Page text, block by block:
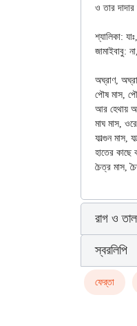
ও তার দাদার
শ্যালিকা:
জামাইবাবু: না,
অঘ্রাণ,
পৌষ মাস,
আর হেথায়
মাঘ মাস,
ফাল্গুন মাস,
হাতের কাছে
রাগ ও তাল
স্বরলিপি
ফের্‌তা